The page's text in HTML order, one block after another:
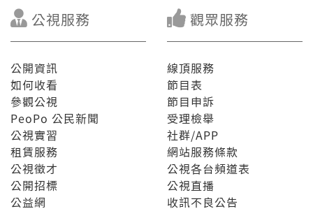
公視服務
公開資訊
如何收看
參觀公視
PeoPo 公民新聞
公視實習
租賃服務
公視徵才
公開招標
公益網
觀眾服務
線頂服務
節目表
節目申訴
受理檢舉
社群/APP
網站服務條款
公視各台頻道表
公視直播
收訊不良公告